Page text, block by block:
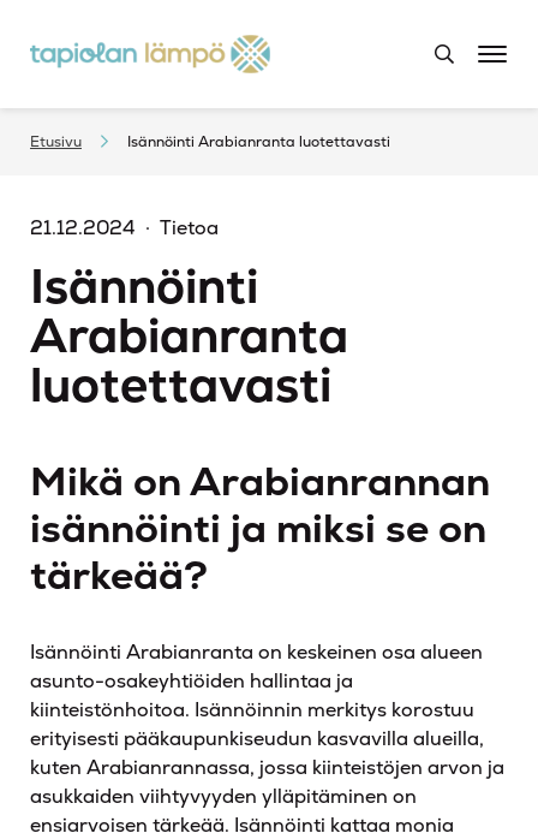
Etusivu Isännöinti Arabianranta luotettavasti
21.12.2024 Tietoa
Isännöinti
Arabianranta
luotettavasti
Mikä on Arabianrannan
isännöinti ja miksi se on
tärkeää?
Isännöinti Arabianranta on keskeinen osa alueen
asunto-osakeyhtiöiden hallintaa ja
kiinteistönhoitoa. Isännöinnin merkitys korostuu
erityisesti pääkaupunkiseudun kasvavilla alueilla,
kuten Arabianrannassa, jossa kiinteistöjen arvon ja
asukkaiden viihtyvyyden ylläpitäminen on
ensiarvoisen tärkeää. Isännöinti kattaa monia